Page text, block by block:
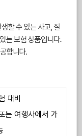
할 수 있는 사고, 질
는 보험 상품입니다.
합니다.
대비
는 여행사에서 가